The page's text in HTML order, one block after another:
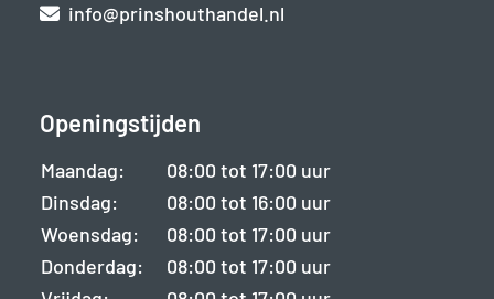
info@prinshouthandel.nl
Openingstijden
Maandag:
08:00 tot 17:00 uur
Dinsdag:
08:00 tot 16:00 uur
Woensdag:
08:00 tot 17:00 uur
Donderdag:
08:00 tot 17:00 uur